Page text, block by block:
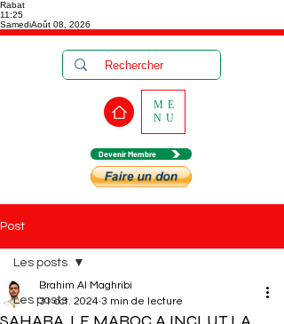
Rabat
11:25
SamediAoût 08, 2026
Devenir Membre
ME
NU
Post
Les posts
Les posts
Brahim Al Maghribi
31 oct. 2024 3 min de lecture